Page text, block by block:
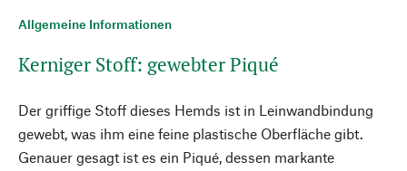
Allgemeine Informationen
Kerniger Stoff: gewebter Piqué
Der griffige Stoff dieses Hemds ist in Leinwandbindung
gewebt, was ihm eine feine plastische Oberfläche gibt.
Genauer gesagt ist es ein Piqué, dessen markante